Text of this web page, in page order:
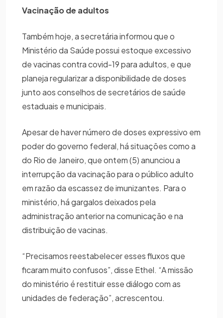
Vacinação de adultos
Também hoje, a secretária informou que o
Ministério da Saúde possui estoque excessivo
de vacinas contra covid-19 para adultos, e que
planeja regularizar a disponibilidade de doses
junto aos conselhos de secretários de saúde
estaduais e municipais.
Apesar de haver número de doses expressivo em
poder do governo federal, há situações como a
do Rio de Janeiro, que ontem (5) anunciou a
interrupção da vacinação para o público adulto
em razão da escassez de imunizantes. Para o
ministério, há gargalos deixados pela
administração anterior na comunicação e na
distribuição de vacinas.
“Precisamos reestabelecer esses fluxos que
ficaram muito confusos”, disse Ethel. “A missão
do ministério é restituir esse diálogo com as
unidades de federação”, acrescentou.